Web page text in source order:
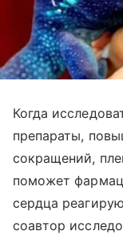
Когда
препараты,
сокращений,
поможет
сердца
соавтор